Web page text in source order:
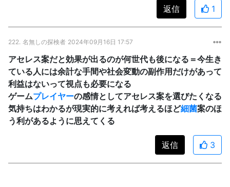
返信 1
222. 名無しの探検者 2024年09月16日 17:57
アセレス案だと効果が出るのが何世代も後になる＝今生き
ている人には余計な手間や社会変動の副作用だけがあって
利益はないって視点も必要になる
ゲームプレイヤーの感情としてアセレス案を選びたくなる
気持ちはわかるが現実的に考えれば考えるほど細菌案のほ
う利があるように思えてくる
返信 3